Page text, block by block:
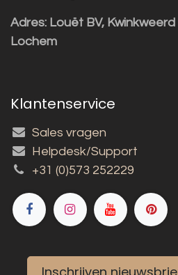
Adres: Louët BV, Kwinkweerd
Lochem
Klantenservice
Sales vragen
Helpdesk/Support
+31 (0)573 252229